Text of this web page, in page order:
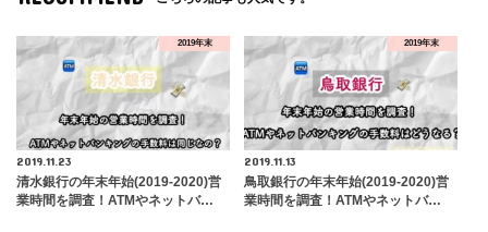
2019年末
2019.11.23
清水銀行の年末年始(2019-2020)営
業時間を調査！ATMやネットバ…
2019年末
2019.11.13
鳥取銀行の年末年始(2019-2020)営
業時間を調査！ATMやネットバ…